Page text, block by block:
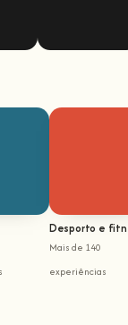
Desporto e
Mais de 140
experiências